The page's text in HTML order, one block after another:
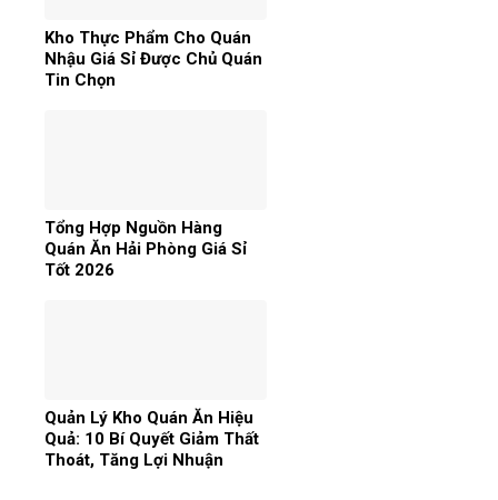
Kho Thực Phẩm Cho Quán
Nhậu Giá Sỉ Được Chủ Quán
Tin Chọn
Tổng Hợp Nguồn Hàng
Quán Ăn Hải Phòng Giá Sỉ
Tốt 2026
Quản Lý Kho Quán Ăn Hiệu
Quả: 10 Bí Quyết Giảm Thất
Thoát, Tăng Lợi Nhuận